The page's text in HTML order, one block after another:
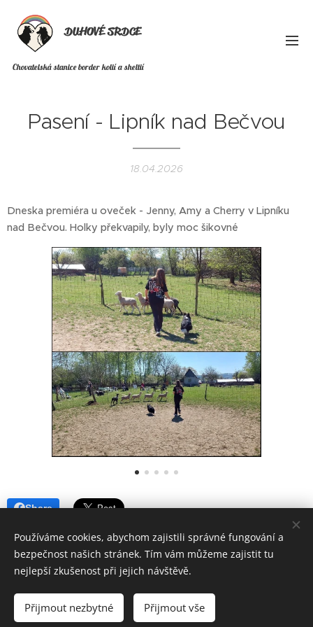
DUHOVÉ SRDCE
Chovatelská stanice border kolií a sheltií
Pasení - Lipník nad Bečvou
18.04.2026
Dneska premiéra u oveček - Jenny, Amy a Cherry v Lipníku
nad Bečvou. Holky překvapily, byly moc šikovné ♥️🥰
Share
Chovatelská stanice plemen border kolie a sheltie
Vytvořeno službou Cookies
Používáme cookies, abychom zajistili správné fungování a
bezpečnost našich stránek. Tím vám můžeme zajistit tu
nejlepší zkušenost při jejich návštěvě.
Přijmout nezbytné Přijmout vše